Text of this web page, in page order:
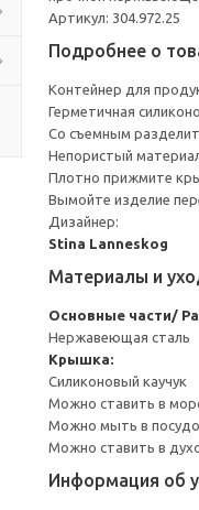
Артикул: 304.972.25
Подробнее о
Контейнер для
Герметичная
Со съемным
Непористый
Плотно прижмите
Вымойте изделие
Дизайнер:
Stina Lanneskog
Материалы и
Основные части/
Нержавеющая сталь
Крышка:
Силиконовый каучук
Можно ставить в
Можно мыть в
Можно ставить в
Информация об